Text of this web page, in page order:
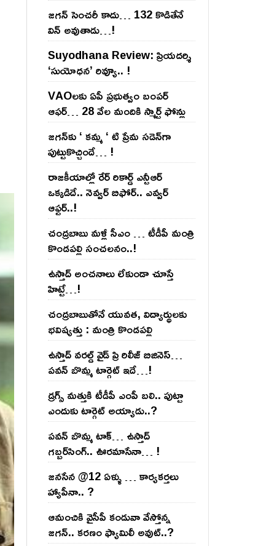
జ‌గ‌న్ సెంచ‌రీ కాదు… 132 కొడితేనే
విన్ అవుతాడు…!
Suyodhana Review: ప్రియదర్శి
‘సుయోధన’ రివ్యూ.. !
VAOల‌కు ఏపీ ప్ర‌భుత్వం బంప‌ర్
ఆఫ‌ర్‌… 28 వేల మందికి స్మార్ట్ ఫోన్లు
జ‌గ‌న్‌కు ‘ క‌మ్మ ‘ టి ప్రేమ స‌డెన్‌గా
పుట్టుకొచ్చిందే… !
రాజ‌కీయాల్లో రేర్ రికార్డ్ ఎన్టీఆర్
ఒక్క‌డిదే.. నెవ్వ‌ర్ బిఫోర్‌.. ఎవ్వ‌ర్
ఆఫ్ట‌ర్‌..!
చంద్ర‌బాబు మ‌ళ్లీ సీఎం … టీడీపీ మంత్రి
కొండ‌ప‌ల్లి సంచ‌ల‌నం..!
ఉస్తాద్ అంచ‌నాలు లేకుండా చూస్తే
హిట్టే…!
చంద్ర‌బాబుతోనే యువ‌త‌, విద్యార్థుల‌కు
భ‌విష్య‌త్తు : మంత్రి కొండ‌ప‌ల్లి
ఉస్తాద్ వ‌ర‌ల్డ్ వైడ్ ప్రి రిలీజ్ బిజినెస్‌…
ప‌వ‌న్ బొమ్మ టార్గెట్ ఇదే…!
డ్రగ్స్ మత్తుకి టీడీపీ ఎంపీ బలి.. పుట్టా
ఎందుకు టార్గెట్ అయ్యాడు..?
ప‌వ‌న్ బొమ్మ టాక్‌… ఉస్తాద్
గ‌బ్బ‌ర్‌సింగ్‌.. ఊర‌మాసేనా… !
జనసేన @12 ఏళ్ళు … కార్యకర్తలు
హ్యాపీనా.. ?
ఆమంచికి వైసీపీ కండువా వేస్తోన్న
జ‌గ‌న్‌.. క‌ర‌ణం ఫ్యామిలీ అవుట్‌..?